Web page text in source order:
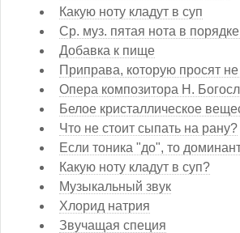
Какую ноту кладут в суп
Ср. муз. пятая нота в
Добавка к пище
Приправа, которую просят
Опера композитора Н.
Белое кристаллическое
Что не стоит сыпать на рану?
Если тоника "до", то
Какую ноту кладут в суп?
Музыкальный звук
Хлорид натрия
Звучащая специя